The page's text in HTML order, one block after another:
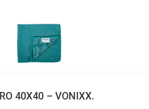
40X40 – VONIXX.